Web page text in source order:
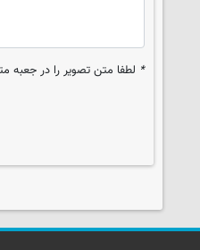
* لطفا متن تصویر را در جعبه